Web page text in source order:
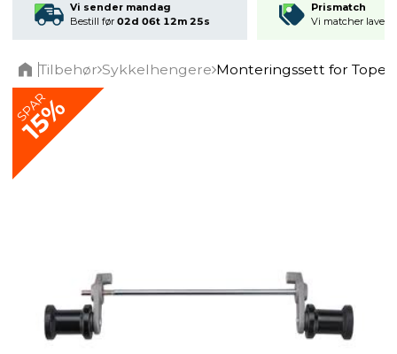
Vi sender mandag
Bestill før 02d 06t 12m 25s
Prismatch
Vi matcher
Tilbehør Sykkelhengere Monteringssett for
SPAR
15%